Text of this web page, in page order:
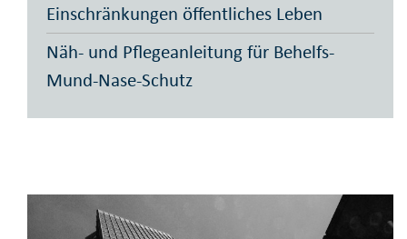
Einschränkungen öffentliches Leben
Näh- und Pflegeanleitung für Behelfs-
Mund-Nase-Schutz